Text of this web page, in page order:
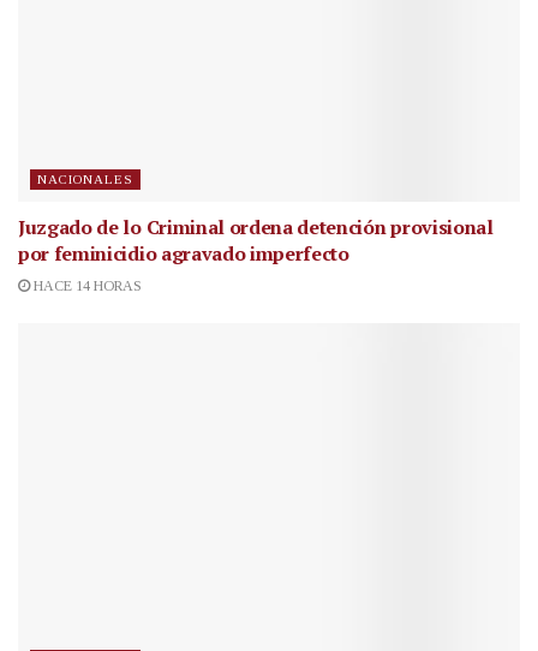
NACIONALES
Juzgado de lo Criminal ordena detención provisional
por feminicidio agravado imperfecto
HACE 14 HORAS